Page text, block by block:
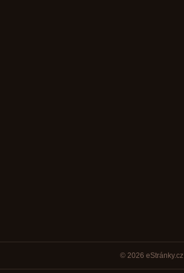
© 2026 eStránky.cz